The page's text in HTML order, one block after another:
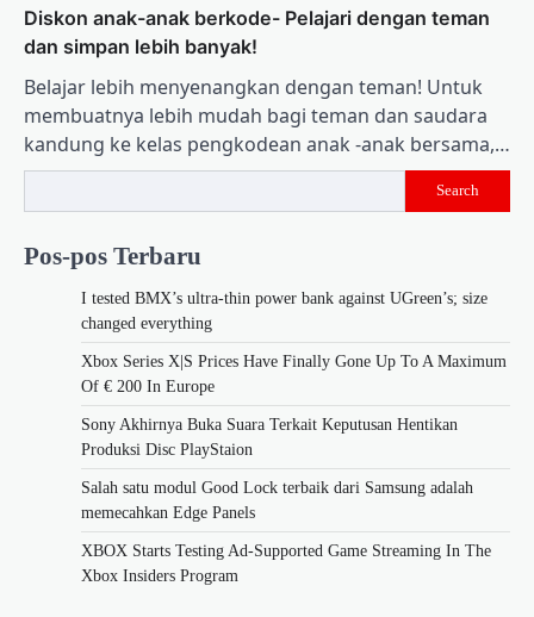
Diskon anak-anak berkode- Pelajari dengan teman
dan simpan lebih banyak!
Belajar lebih menyenangkan dengan teman! Untuk
membuatnya lebih mudah bagi teman dan saudara
kandung ke kelas pengkodean anak -anak bersama,…
Search
Pos-pos Terbaru
I tested BMX’s ultra-thin power bank against UGreen’s; size
changed everything
Xbox Series X|S Prices Have Finally Gone Up To A Maximum
Of € 200 In Europe
Sony Akhirnya Buka Suara Terkait Keputusan Hentikan
Produksi Disc PlayStaion
Salah satu modul Good Lock terbaik dari Samsung adalah
memecahkan Edge Panels
XBOX Starts Testing Ad-Supported Game Streaming In The
Xbox Insiders Program